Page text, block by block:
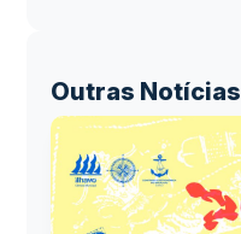
Outras Notícias